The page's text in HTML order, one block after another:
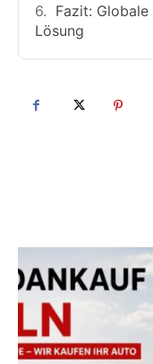
Fazit:
Lösung